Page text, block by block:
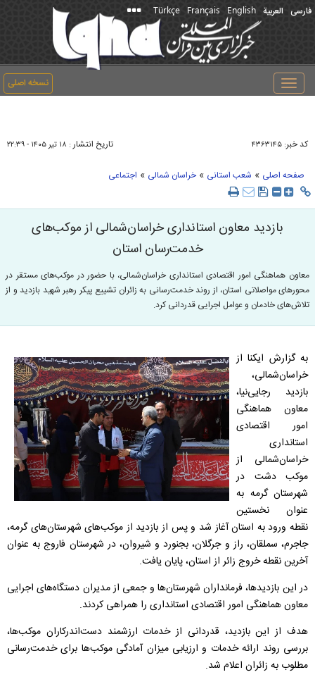
فارسی العربیة English
Français
Türkçe
نسخه اصلی
Toggle
navigation
کد خبر: ۴۳۶۳۱۴۵ تاریخ انتشار : ۱۸ تير ۱۴۰۵ - ۲۲:۳۹
صفحه اصلی » شعب استانی » خراسان شمالی » اجتماعی
بازدید معاون استانداری خراسان‌شمالی از موکب‌های
خدمت‌رسان استان
معاون هماهنگی امور اقتصادی استانداری خراسان‌شمالی، با حضور در موکب‌های مستقر در
محورهای مواصلاتی استان، از روند خدمت‌رسانی به زائران تشییع پیکر رهبر شهید بازدید و از
تلاش‌های خادمان و عوامل اجرایی قدردانی کرد.
به گزارش ایکنا از
خراسان‌شمالی،
بازدید رجایی‌نیا،
معاون هماهنگی
امور اقتصادی
استانداری
خراسان‌شمالی از
موکب دشت در
شهرستان گرمه به
عنوان نخستین
نقطه ورود به استان آغاز شد و پس از بازدید از موکب‌های شهرستان‌های گرمه،
جاجرم، سملقان، راز و جرگلان، بجنورد و شیروان، در شهرستان فاروج به عنوان
آخرین نقطه خروج زائر از استان، پایان یافت.
در این بازدیدها، فرمانداران شهرستان‌ها و جمعی از مدیران دستگاه‌های اجرایی
معاون هماهنگی امور اقتصادی استانداری را همراهی کردند.
هدف از این بازدید، قدردانی از خدمات ارزشمند دست‌اندرکاران موکب‌ها،
بررسی روند ارائه خدمات و ارزیابی میزان آمادگی موکب‌ها برای خدمت‌رسانی
مطلوب به زائران اعلام شد.